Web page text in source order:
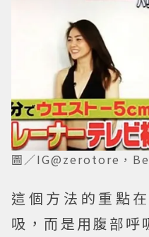
圖／IG@zerotore，
這個方法的重點
吸，而是用腹部呼